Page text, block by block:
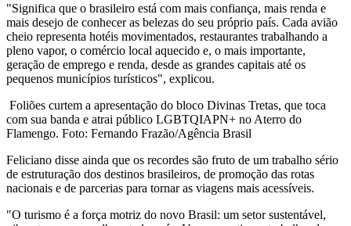
"Significa que o brasileiro está com mais confiança, mais renda e
mais desejo de conhecer as belezas do seu próprio país. Cada avião
cheio representa hotéis movimentados, restaurantes trabalhando a
pleno vapor, o comércio local aquecido e, o mais importante,
geração de emprego e renda, desde as grandes capitais até os
pequenos municípios turísticos", explicou.
Foliões curtem a apresentação do bloco Divinas Tretas, que toca
com sua banda e atrai público LGBTQIAPN+ no Aterro do
Flamengo. Foto: Fernando Frazão/Agência Brasil
Feliciano disse ainda que os recordes são fruto de um trabalho sério
de estruturação dos destinos brasileiros, de promoção das rotas
nacionais e de parcerias para tornar as viagens mais acessíveis.
"O turismo é a força motriz do novo Brasil: um setor sustentável,